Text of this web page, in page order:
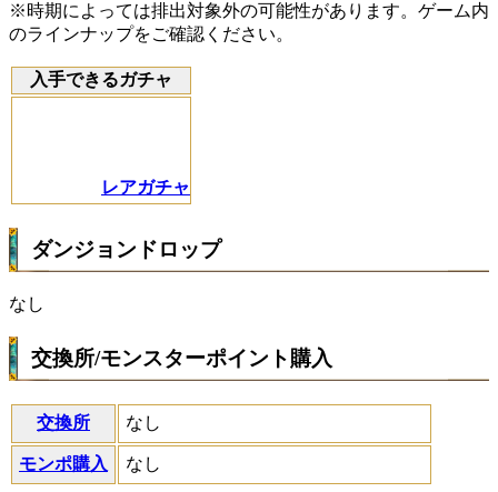
※時期によっては排出対象外の可能性があります。ゲーム内
のラインナップをご確認ください。
入手できるガチャ
レアガチャ
ダンジョンドロップ
なし
交換所/モンスターポイント購入
交換所 なし
モンポ購入 なし